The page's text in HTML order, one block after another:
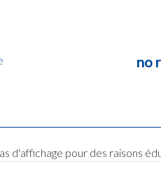
no
d'affichage pour des raisons